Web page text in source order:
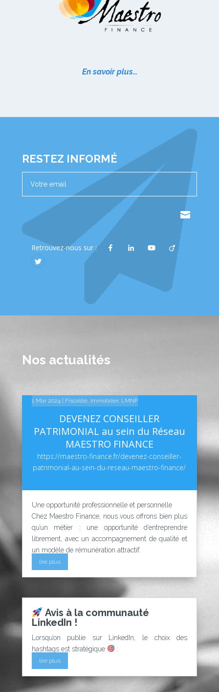
En savoir plus…
RESTEZ INFORMÉ
Retrouvez-nous sur :
Nos actualités
DEVENEZ CONSEILLER
PATRIMONIAL au sein du Réseau
MAESTRO FINANCE
https://maestro-finance.fr/devenez-conseiller-
patrimonial-au-sein-du-reseau-maestro-finance/
14 Fév 2025 |Linkedin
Une opportunité professionnelle et personnelle
Chez Maestro Finance, nous vous offrons bien plus
qu’un métier : une opportunité d’entreprendre
librement, avec un accompagnement de qualité et
un modèle de rémunération attractif.
lire plus
Avis à la communauté
LinkedIn !
10 Fév 2025 |Linkedin
Lorsqu’on publie sur LinkedIn, le choix des
hashtags est stratégique
:
lire plus
1 Mar 2024| Fiscalité, Immobilier, LMNP